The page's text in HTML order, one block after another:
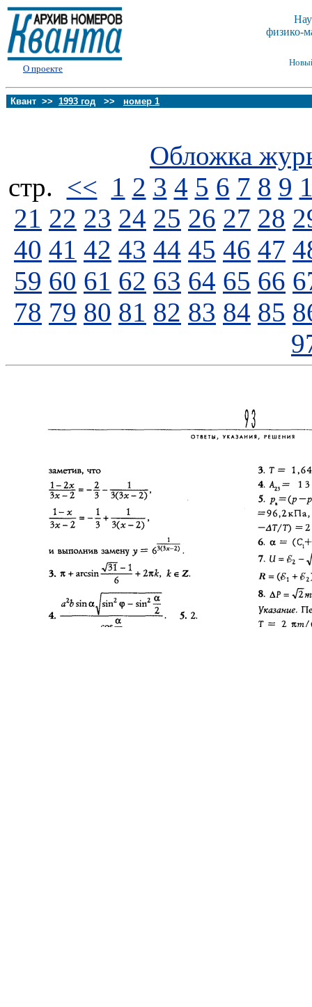
О проекте
физико-
Квант >> 1993 год >> номер 1
Обложка
стp. << 1 2 3 4 5 6 7 8 9
21 22 23 24 25 26 27 28
40 41 42 43 44 45 46 47
59 60 61 62 63 64 65 66
78 79 80 81 82 83 84 85